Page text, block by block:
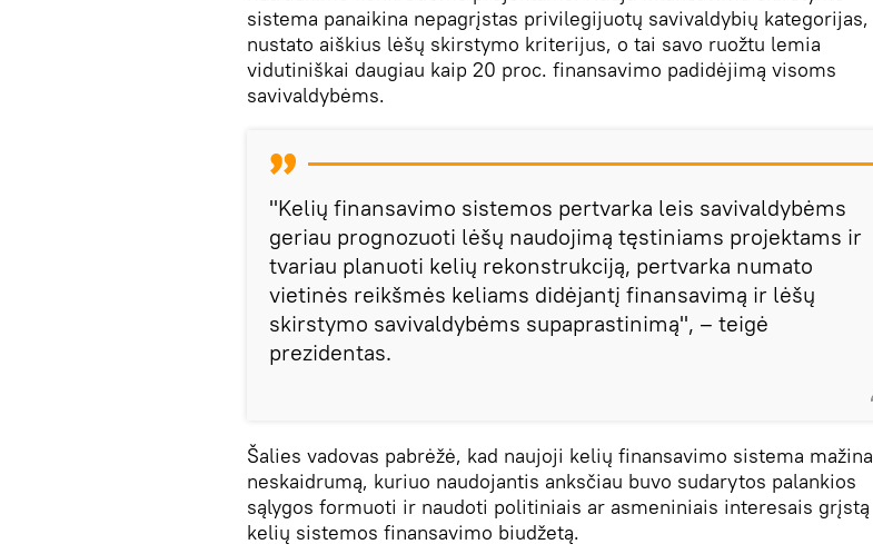
sistema panaikina nepagrįstas privilegijuotų savivaldybių kategorijas,
nustato aiškius lėšų skirstymo kriterijus, o tai savo ruožtu lemia
vidutiniškai daugiau kaip 20 proc. finansavimo padidėjimą visoms
savivaldybėms.
"Kelių finansavimo sistemos pertvarka leis savivaldybėms
geriau prognozuoti lėšų naudojimą tęstiniams projektams ir
tvariau planuoti kelių rekonstrukciją, pertvarka numato
vietinės reikšmės keliams didėjantį finansavimą ir lėšų
skirstymo savivaldybėms supaprastinimą", – teigė
prezidentas.
Šalies vadovas pabrėžė, kad naujoji kelių finansavimo sistema mažina
neskaidrumą, kuriuo naudojantis anksčiau buvo sudarytos palankios
sąlygos formuoti ir naudoti politiniais ar asmeniniais interesais grįstą
kelių sistemos finansavimo biudžetą.